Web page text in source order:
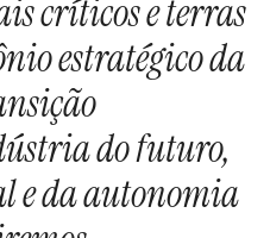
críticos e terras
estratégico da
do futuro,
e da autonomia